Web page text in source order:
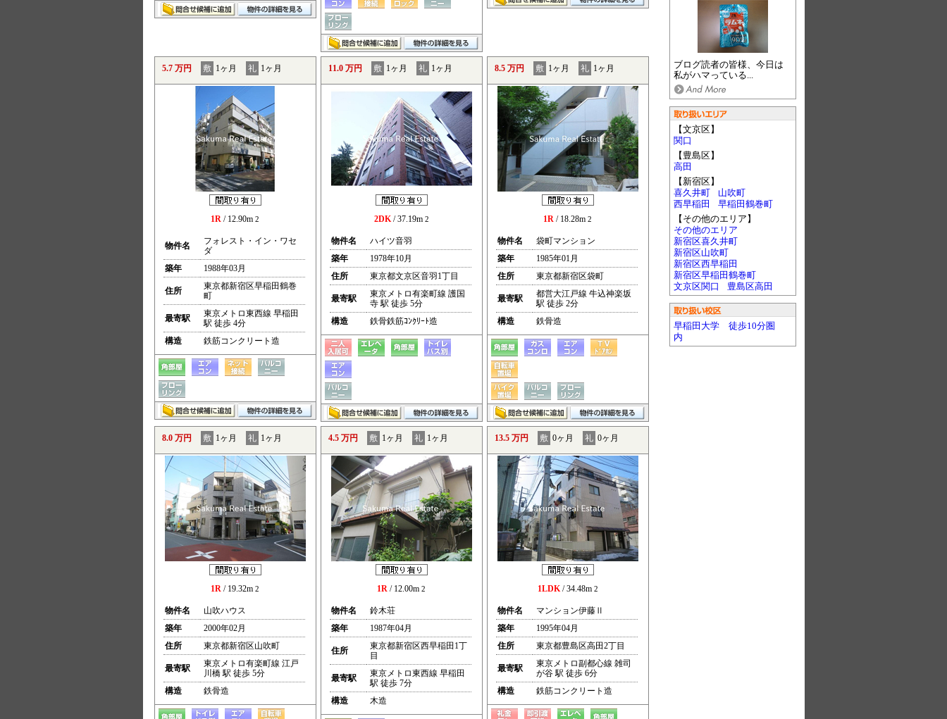
ブログ読者の皆様、今日は
私がハマっている...
【文京区】
関口
【豊島区】
高田
【新宿区】
喜久井町
山吹町
西早稲田
早稲田鶴巻町
【その他のエリア】
その他のエリア
新宿区喜久井町
新宿区山吹町
新宿区西早稲田
新宿区早稲田鶴巻町
文京区関口
豊島区高田
早稲田大学 徒歩10分圏
内
5.7 万円 敷 1ヶ月 礼 1ヶ月
1R / 12.90m 2
物件名
フォレスト・イン・ワセ
ダ
築年
1988年03月
住所
東京都新宿区早稲田鶴巻
町
最寄駅
東京メトロ東西線 早稲田
駅 徒歩 4分
構造
鉄筋コンクリート造
11.0 万円 敷 1ヶ月 礼 1ヶ月
2DK/ 37.19m 2
物件名
ハイツ音羽
築年
1978年10月
住所
東京都文京区音羽1丁目
最寄駅
東京メトロ有楽町線 護国
寺 駅 徒歩 5分
構造
鉄骨鉄筋ｺﾝｸﾘｰﾄ造
8.5 万円 敷 1ヶ月 礼 1ヶ月
1R / 18.28m 2
物件名
袋町マンション
築年
1985年01月
住所
東京都新宿区袋町
最寄駅
都営大江戸線 牛込神楽坂
駅 徒歩 2分
構造
鉄骨造
8.0 万円 敷 1ヶ月 礼 1ヶ月
1R / 19.32m 2
物件名
山吹ハウス
築年
2000年02月
住所
東京都新宿区山吹町
最寄駅
東京メトロ有楽町線 江戸
川橋 駅 徒歩 5分
構造
鉄骨造
4.5 万円 敷 1ヶ月 礼 1ヶ月
1R / 12.00m 2
物件名
鈴木荘
築年
1987年04月
住所
東京都新宿区西早稲田1丁
目
最寄駅
東京メトロ東西線 早稲田
駅 徒歩 7分
構造
木造
13.5 万円 敷 0ヶ月 礼 0ヶ月
1LDK/ 34.48m 2
物件名
マンション伊藤Ⅱ
築年
1995年04月
住所
東京都豊島区高田2丁目
最寄駅
東京メトロ副都心線 雑司
が谷 駅 徒歩 6分
構造
鉄筋コンクリート造